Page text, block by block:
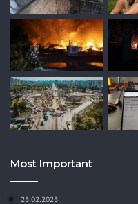
Most Important
25.02.2025